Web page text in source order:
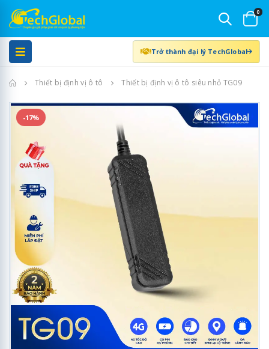
0
Trở thành đại lý TechGlobal
Trang chủThiết bị định vị ô tô Thiết bị định vị ô tô siêu nhỏ TG09
-17%